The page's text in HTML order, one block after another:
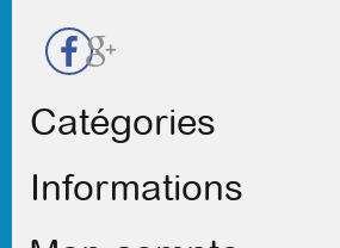
Catégories
Informations